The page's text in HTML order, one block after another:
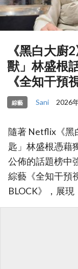
《黑白大廚
獸」林盛根
《全知干預
綜藝 Sani 2026
隨著 Netflix《黑
匙」林盛根憑藉
公佈的話題榜中
綜藝《全知干預
BLOCK》，展現